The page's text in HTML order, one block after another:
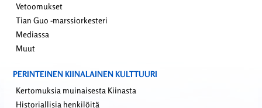
Vetoomukset
Tian Guo -marssiorkesteri
Mediassa
Muut
PERINTEINEN KIINALAINEN KULTTUURI
Kertomuksia muinaisesta Kiinasta
Historiallisia henkilöitä